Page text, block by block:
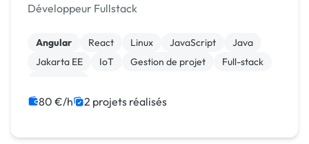
Développeur Fullstack
Angular React Linux JavaScript
Java
Jakarta EE
IoT Gestion de projet
Full-stack
80 €/h 2 projets réalisés